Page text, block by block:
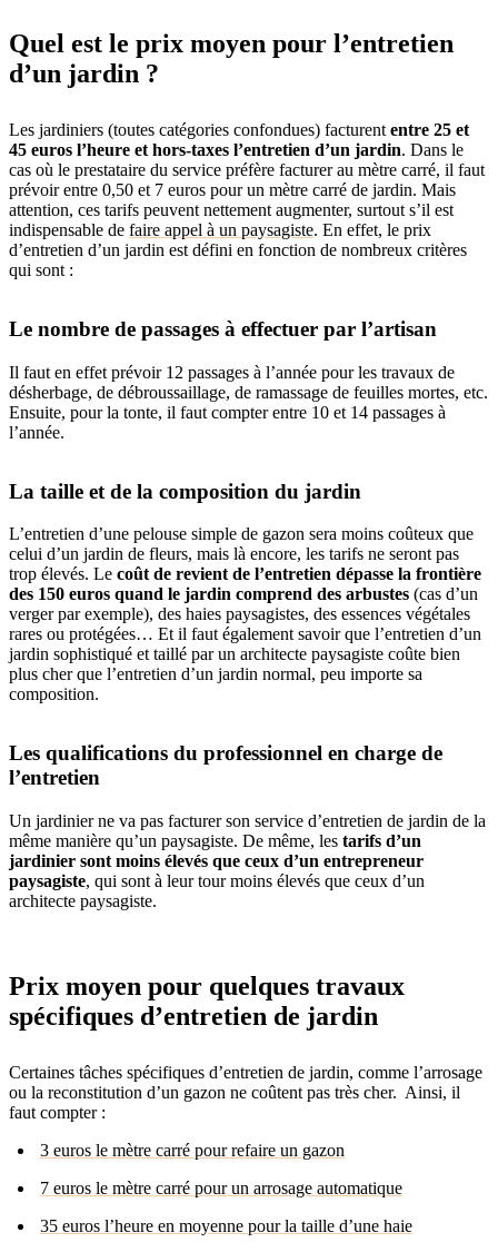
Quel est le prix moyen pour l’entretien
d’un jardin ?
Les jardiniers (toutes catégories confondues) facturent entre 25 et
45 euros l’heure et hors-taxes l’entretien d’un jardin. Dans le
cas où le prestataire du service préfère facturer au mètre carré, il faut
prévoir entre 0,50 et 7 euros pour un mètre carré de jardin. Mais
attention, ces tarifs peuvent nettement augmenter, surtout s’il est
indispensable de faire appel à un paysagiste. En effet, le prix
d’entretien d’un jardin est défini en fonction de nombreux critères
qui sont :
Le nombre de passages à effectuer par l’artisan
Il faut en effet prévoir 12 passages à l’année pour les travaux de
désherbage, de débroussaillage, de ramassage de feuilles mortes, etc.
Ensuite, pour la tonte, il faut compter entre 10 et 14 passages à
l’année.
La taille et de la composition du jardin
L’entretien d’une pelouse simple de gazon sera moins coûteux que
celui d’un jardin de fleurs, mais là encore, les tarifs ne seront pas
trop élevés. Le coût de revient de l’entretien dépasse la frontière
des 150 euros quand le jardin comprend des arbustes (cas d’un
verger par exemple), des haies paysagistes, des essences végétales
rares ou protégées… Et il faut également savoir que l’entretien d’un
jardin sophistiqué et taillé par un architecte paysagiste coûte bien
plus cher que l’entretien d’un jardin normal, peu importe sa
composition.
Les qualifications du professionnel en charge de
l’entretien
Un jardinier ne va pas facturer son service d’entretien de jardin de la
même manière qu’un paysagiste. De même, les tarifs d’un
jardinier sont moins élevés que ceux d’un entrepreneur
paysagiste, qui sont à leur tour moins élevés que ceux d’un
architecte paysagiste.
Prix moyen pour quelques travaux
spécifiques d’entretien de jardin
Certaines tâches spécifiques d’entretien de jardin, comme l’arrosage
ou la reconstitution d’un gazon ne coûtent pas très cher. Ainsi, il
faut compter :
3 euros le mètre carré pour refaire un gazon
7 euros le mètre carré pour un arrosage automatique
35 euros l’heure en moyenne pour la taille d’une haie